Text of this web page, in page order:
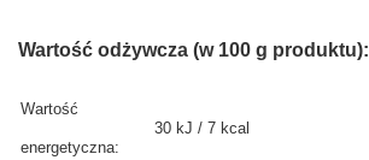
Wartość odżywcza (w 100 g produktu):
Wartość
energetyczna:
30 kJ / 7 kcal